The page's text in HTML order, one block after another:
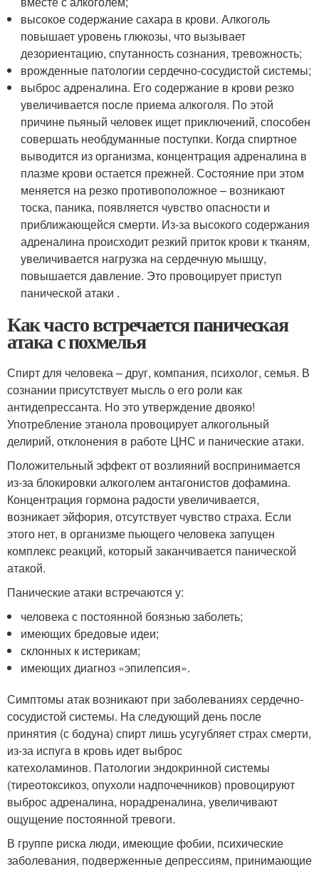
высокое содержание сахара в крови. Алкоголь
повышает уровень глюкозы, что вызывает
дезориентацию, спутанность сознания, тревожность;
врожденные патологии сердечно-сосудистой системы;
выброс адреналина. Его содержание в крови резко
увеличивается после приема алкоголя. По этой
причине пьяный человек ищет приключений, способен
совершать необдуманные поступки. Когда спиртное
выводится из организма, концентрация адреналина в
плазме крови остается прежней. Состояние при этом
меняется на резко противоположное – возникают
тоска, паника, появляется чувство опасности и
приближающейся смерти. Из-за высокого содержания
адреналина происходит резкий приток крови к тканям,
увеличивается нагрузка на сердечную мышцу,
повышается давление. Это провоцирует приступ
панической атаки .
Как часто встречается паническая
атака с похмелья
Спирт для человека – друг, компания, психолог, семья. В
сознании присутствует мысль о его роли как
антидепрессанта. Но это утверждение двояко!
Употребление этанола провоцирует алкогольный
делирий, отклонения в работе ЦНС и панические атаки.
Положительный эффект от возлияний воспринимается
из-за блокировки алкоголем антагонистов дофамина.
Концентрация гормона радости увеличивается,
возникает эйфория, отсутствует чувство страха. Если
этого нет, в организме пьющего человека запущен
комплекс реакций, который заканчивается панической
атакой.
Панические атаки встречаются у:
человека с постоянной боязнью заболеть;
имеющих бредовые идеи;
склонных к истерикам;
имеющих диагноз «эпилепсия».
Симптомы атак возникают при заболеваниях сердечно-
сосудистой системы. На следующий день после
принятия (с бодуна) спирт лишь усугубляет страх смерти,
из-за испуга в кровь идет выброс
катехоламинов. Патологии эндокринной системы
(тиреотоксикоз, опухоли надпочечников) провоцируют
выброс адреналина, норадреналина, увеличивают
ощущение постоянной тревоги.
В группе риска люди, имеющие фобии, психические
заболевания, подверженные депрессиям, принимающие